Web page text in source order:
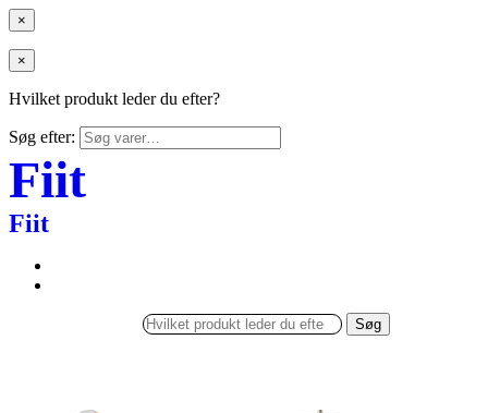
×
×
Hvilket produkt leder du efter?
Søg efter:
Fiit
Fiit
Søg